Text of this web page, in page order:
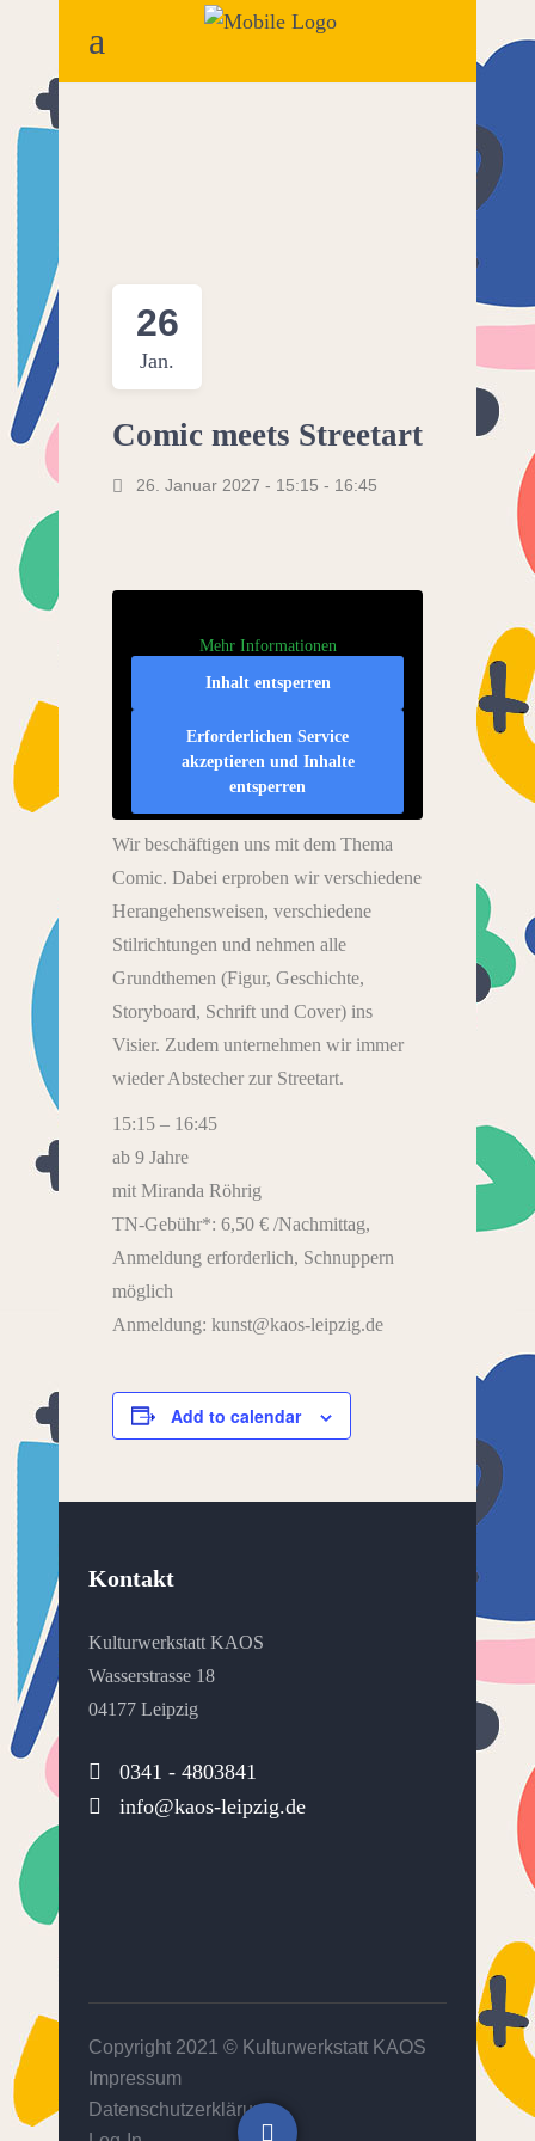
26
Jan.
Comic meets Streetart
26. Januar 2027 - 15:15 - 16:45
Mehr Informationen
Inhalt entsperren
Erforderlichen Service
akzeptieren und Inhalte
entsperren
Wir beschäftigen uns mit dem Thema
Comic. Dabei erproben wir verschiedene
Herangehensweisen, verschiedene
Stilrichtungen und nehmen alle
Grundthemen (Figur, Geschichte,
Storyboard, Schrift und Cover) ins
Visier. Zudem unternehmen wir immer
wieder Abstecher zur Streetart.
15:15 – 16:45
ab 9 Jahre
mit Miranda Röhrig
TN-Gebühr*: 6,50 € /Nachmittag,
Anmeldung erforderlich, Schnuppern
möglich
Anmeldung: kunst@kaos-leipzig.de
Add to calendar
Kontakt
Kulturwerkstatt KAOS
Wasserstrasse 18
04177 Leipzig
0341 - 4803841
info@kaos-leipzig.de
Copyright 2021 © Kulturwerkstatt KAOS
Impressum
Datenschutzerklärung